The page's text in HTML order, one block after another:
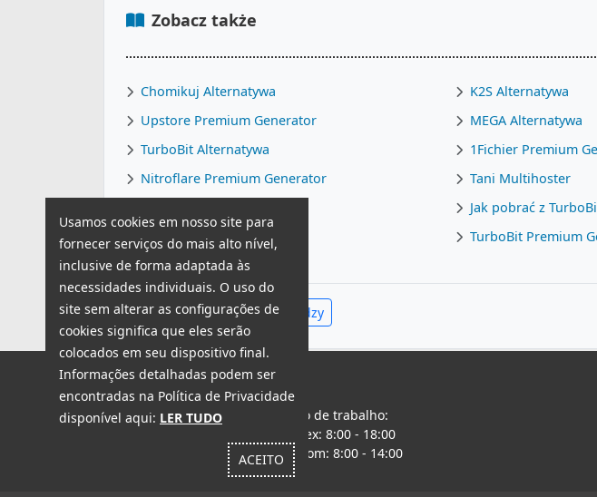
Zobacz także
Chomikuj Alternatywa
Upstore Premium Generator
TurboBit Alternatywa
Nitroflare Premium Generator
Uploaded Alternatywa
K2S Alternatywa
MEGA Alternatywa
1Fichier Premium
Tani Multihoster
Jak pobrać z
TurboBit Premium
Zobacz całe Centrum Wiedzy
SUPORTE TÉCNICO
Escrever
Horário de trabalho:
seg - sex: 8:00 - 18:00
sáb - dom: 8:00 - 14:00
Usamos cookies em nosso site para
fornecer serviços do mais alto nível,
inclusive de forma adaptada às
necessidades individuais. O uso do
site sem alterar as configurações de
cookies significa que eles serão
colocados em seu dispositivo final.
Informações detalhadas podem ser
encontradas na Política de Privacidade
disponível aqui: LER TUDO
ACEITO